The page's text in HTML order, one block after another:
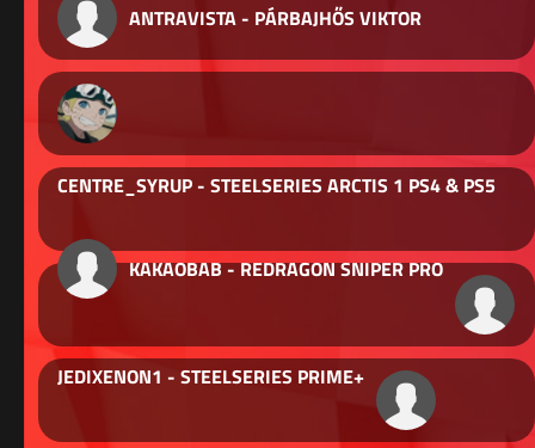
ANTRAVISTA - PÁRBAJHŐS VIKTOR
CENTRE_SYRUP - STEELSERIES ARCTIS 1 PS4 & PS5
KAKAOBAB - REDRAGON SNIPER PRO
JEDIXENON1 - STEELSERIES PRIME+